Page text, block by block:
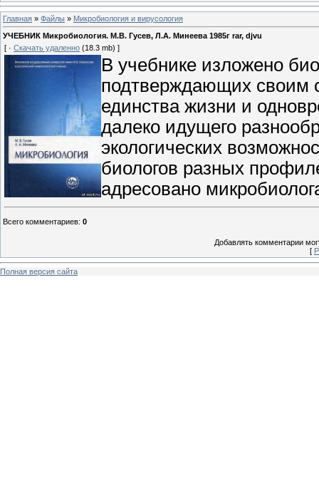
Главная » Файлы » Микробиология и вирусология
УЧЕБНИК Микробиология. М.В. Гусев, Л.А. Минеева 1985г rar, djvu
[ · Скачать удаленно (18.3 mb) ]
В учебнике изложено
подтверждающих своим
единства жизни и
далеко идущего
экологических
биологов разных
адресовано
Всего комментариев: 0
Добавлять комментарии
[
Полная версия сайта